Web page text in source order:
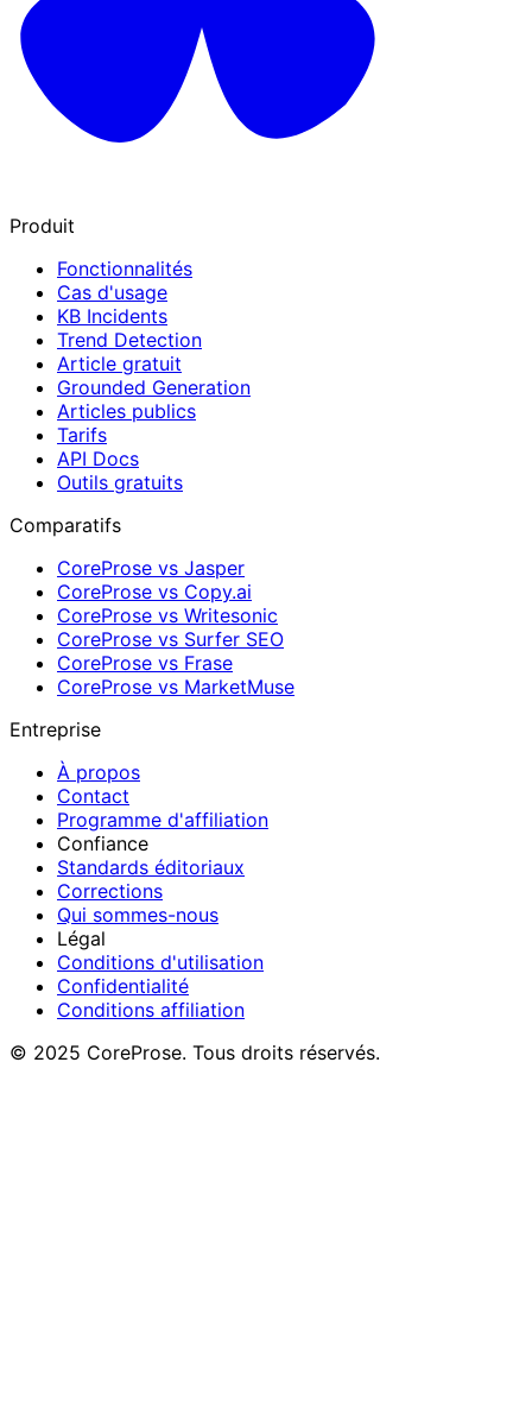
Produit
Fonctionnalités
Cas d'usage
KB Incidents
Trend Detection
Article gratuit
Grounded Generation
Articles publics
Tarifs
API Docs
Outils gratuits
Comparatifs
CoreProse vs Jasper
CoreProse vs Copy.ai
CoreProse vs Writesonic
CoreProse vs Surfer SEO
CoreProse vs Frase
CoreProse vs MarketMuse
Entreprise
À propos
Contact
Programme d'affiliation
Confiance
Standards éditoriaux
Corrections
Qui sommes-nous
Légal
Conditions d'utilisation
Confidentialité
Conditions affiliation
© 2025 CoreProse. Tous droits réservés.